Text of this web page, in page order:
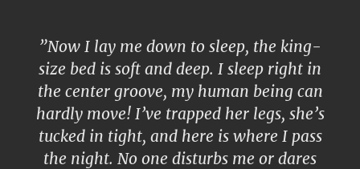
”Now I lay me down to sleep, the king-
size bed is soft and deep. I sleep right in
the center groove, my human being can
hardly move! I’ve trapped her legs, she’s
tucked in tight, and here is where I pass
the night. No one disturbs me or dares